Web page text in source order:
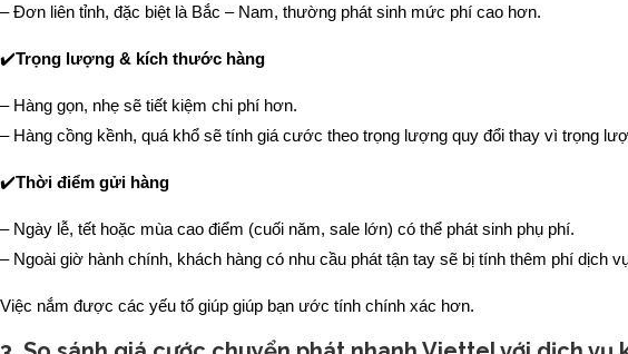
– Đơn liên tỉnh, đặc biệt là Bắc – Nam, thường phát sinh mức phí cao hơn.
✔️Trọng lượng & kích thước hàng
– Hàng gọn, nhẹ sẽ tiết kiệm chi phí hơn.
– Hàng cồng kềnh, quá khổ sẽ tính giá cước theo trọng lượng quy đổi thay vì trọng
✔️Thời điểm gửi hàng
– Ngày lễ, tết hoặc mùa cao điểm (cuối năm, sale lớn) có thể phát sinh phụ phí.
– Ngoài giờ hành chính, khách hàng có nhu cầu phát tận tay sẽ bị tính thêm phí dịch
Việc nắm được các yếu tố giúp giúp bạn ước tính chính xác hơn.